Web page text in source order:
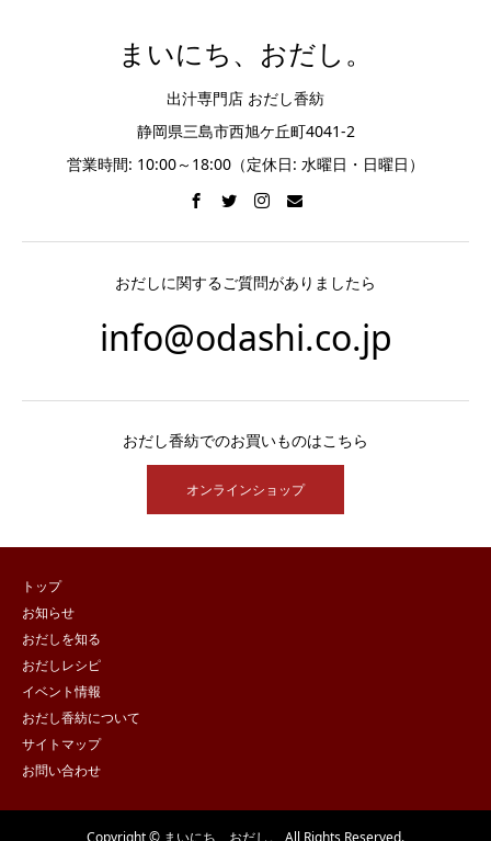
まいにち、おだし。
出汁専門店 おだし香紡
静岡県三島市西旭ケ丘町4041-2
営業時間: 10:00～18:00（定休日: 水曜日・日曜日）
おだしに関するご質問がありましたら
info@odashi.co.jp
おだし香紡でのお買いものはこちら
オンラインショップ
トップ
お知らせ
おだしを知る
おだしレシピ
イベント情報
おだし香紡について
サイトマップ
お問い合わせ
Copyright © まいにち、おだし。 All Rights Reserved.